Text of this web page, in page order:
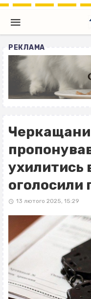
РЕКЛАМА
ухилитись
оголосили
13 лютого 2025, 15:29